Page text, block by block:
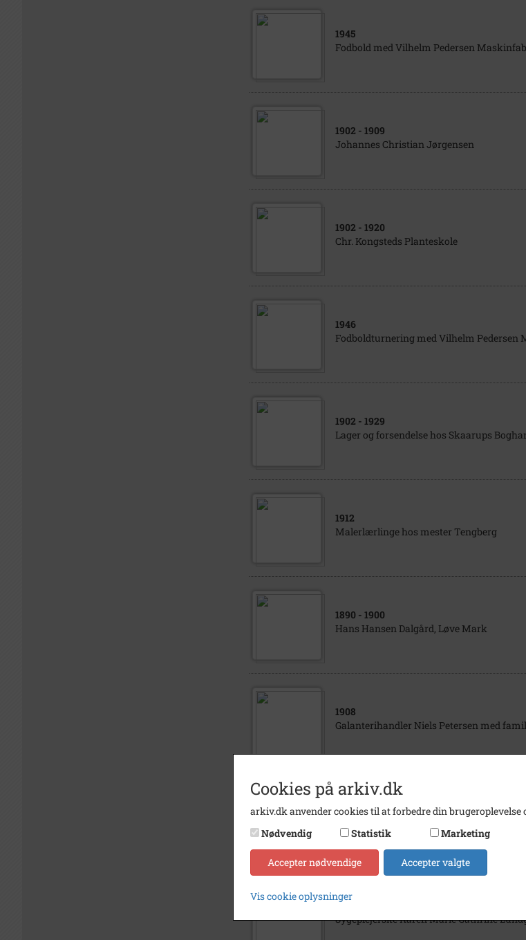
1945
Fodbold med Vilhelm Pedersen
1902 - 1909
Johannes Christian Jørgensen
1902 - 1920
Chr. Kongsteds Planteskole
1946
Fodboldturnering med Vilhelm Pedersen
1902 - 1929
Lager og forsendelse hos Skaarups
1912
Malerlærlinge hos mester Tengberg
1890 - 1900
Hans Hansen Dalgård, Løve Mark
1908
Galanterihandler Niels Petersen med
1910
1905
Sygeplejerske Karen Marie Cathrine
Cookies på arkiv.dk
arkiv.dk anvender cookies til at forbedre din
Nødvendig
Statistik Marketing
Accepter nødvendige Accepter valgte
Vis cookie oplysninger